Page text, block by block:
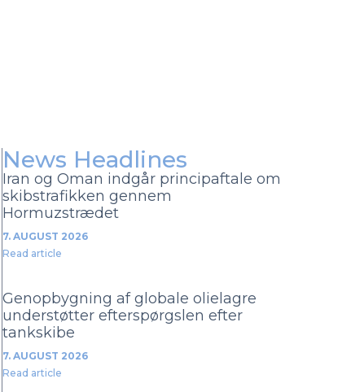
News Headlines
Iran og Oman indgår principaftale om
skibstrafikken gennem
Hormuzstrædet
7. AUGUST 2026
Read article
Genopbygning af globale olielagre
understøtter efterspørgslen efter
tankskibe
7. AUGUST 2026
Read article